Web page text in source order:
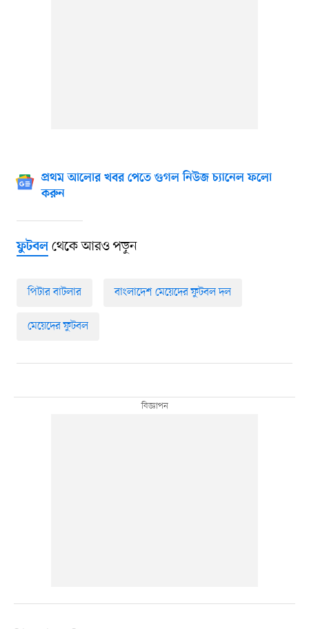
প্রথম আলোর খবর পেতে গুগল নিউজ চ্যানেল ফলো
করুন
ফুটবলথেকে আরও পড়ুন
পিটার বাটলার বাংলাদেশ মেয়েদের ফুটবল দল
মেয়েদের ফুটবল